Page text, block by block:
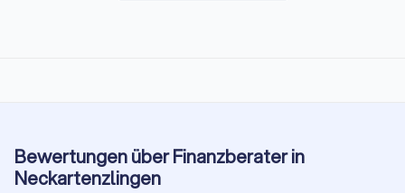
Bewertungen über Finanzberater in
Neckartenzlingen